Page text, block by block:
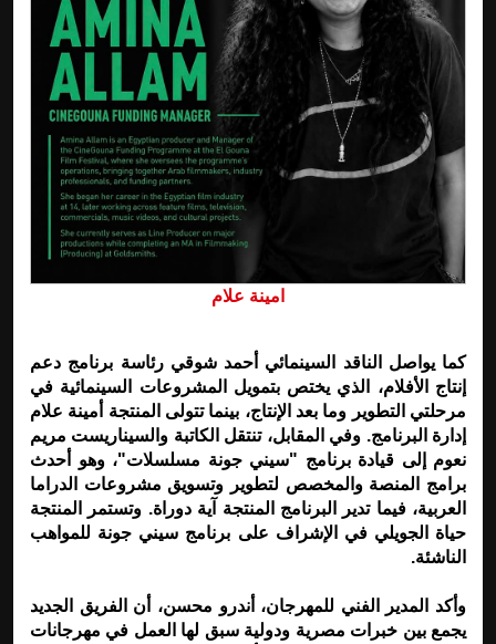
امينة علام
كما يواصل الناقد السينمائي أحمد شوقي رئاسة برنامج دعم
إنتاج الأفلام، الذي يختص بتمويل المشروعات السينمائية في
مرحلتي التطوير وما بعد الإنتاج، بينما تتولى المنتجة أمينة علام
إدارة البرنامج. وفي المقابل، تنتقل الكاتبة والسيناريست مريم
نعوم إلى قيادة برنامج "سيني جونة مسلسلات"، وهو أحدث
برامج المنصة والمخصص لتطوير وتسويق مشروعات الدراما
العربية، فيما تدير البرنامج المنتجة آية دوراة. وتستمر المنتجة
حياة الجويلي في الإشراف على برنامج سيني جونة للمواهب
الناشئة.
وأكد المدير الفني للمهرجان، أندرو محسن، أن الفريق الجديد
يجمع بين خبرات مصرية ودولية سبق لها العمل في مهرجانات